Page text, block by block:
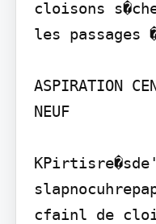
cloisons
les
ASPIRATION
NEUF
cfainl de